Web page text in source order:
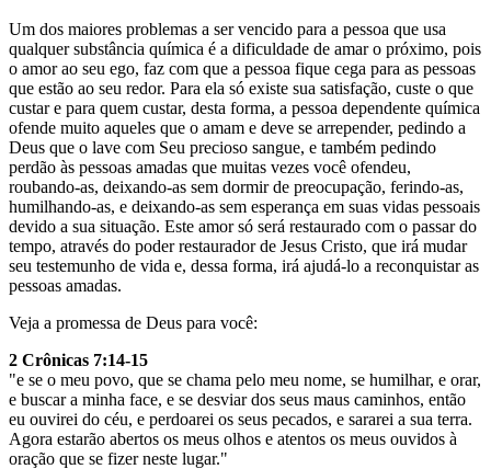
Um dos maiores problemas a ser vencido para a pessoa que usa
qualquer substância química é a dificuldade de amar o próximo, pois
o amor ao seu ego, faz com que a pessoa fique cega para as pessoas
que estão ao seu redor. Para ela só existe sua satisfação, custe o que
custar e para quem custar, desta forma, a pessoa dependente química
ofende muito aqueles que o amam e deve se arrepender, pedindo a
Deus que o lave com Seu precioso sangue, e também pedindo
perdão às pessoas amadas que muitas vezes você ofendeu,
roubando-as, deixando-as sem dormir de preocupação, ferindo-as,
humilhando-as, e deixando-as sem esperança em suas vidas pessoais
devido a sua situação. Este amor só será restaurado com o passar do
tempo, através do poder restaurador de Jesus Cristo, que irá mudar
seu testemunho de vida e, dessa forma, irá ajudá-lo a reconquistar as
pessoas amadas.
Veja a promessa de Deus para você:
2 Crônicas 7:14-15
"e se o meu povo, que se chama pelo meu nome, se humilhar, e orar,
e buscar a minha face, e se desviar dos seus maus caminhos, então
eu ouvirei do céu, e perdoarei os seus pecados, e sararei a sua terra.
Agora estarão abertos os meus olhos e atentos os meus ouvidos à
oração que se fizer neste lugar."